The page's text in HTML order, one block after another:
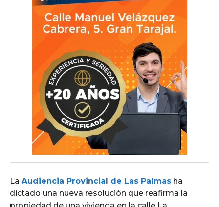
La Audiencia Provincial de Las Palmas ha
dictado una nueva resolución que reafirma la